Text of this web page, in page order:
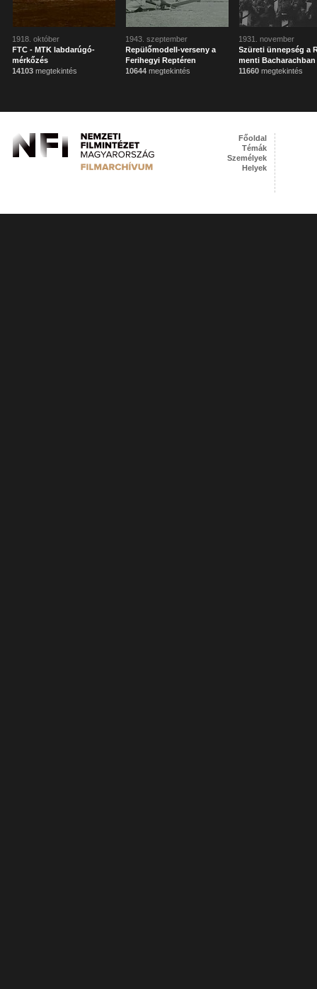
1918. október
FTC - MTK labdarúgó-
mérkőzés
14103 megtekintés
1943. szeptember
Repülőmodell-verseny a
Ferihegyi Reptéren
10644 megtekintés
1931. november
Szüreti ünnepség a
menti Bacharachban
11660 megtekintés
Főoldal
Témák
Személyek
Helyek